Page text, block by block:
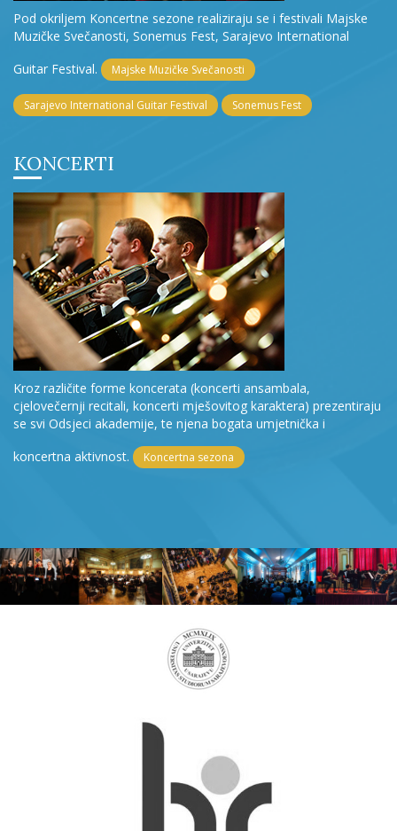
Pod okriljem Koncertne sezone realiziraju se i festivali Majske
Muzičke Svečanosti, Sonemus Fest, Sarajevo International
Guitar Festival.
Majske Muzičke Svečanosti
Sarajevo International Guitar Festival Sonemus Fest
KONCERTI
Kroz različite forme koncerata (koncerti ansambala,
cjelovečernji recitali, koncerti mješovitog karaktera) prezentiraju
se svi Odsjeci akademije, te njena bogata umjetnička i
koncertna aktivnost.
Koncertna sezona